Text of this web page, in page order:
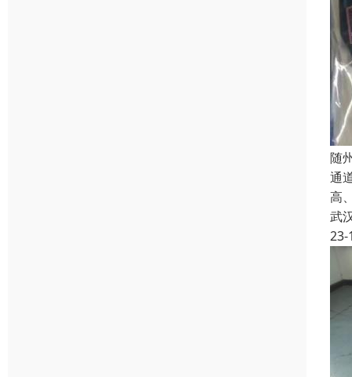
随
通
高
武
23-